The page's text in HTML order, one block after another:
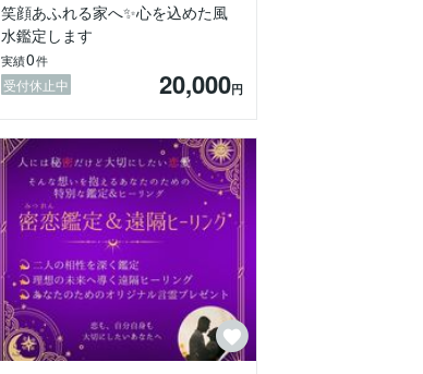
笑顔あふれる家へ✨心を込めた風
水鑑定します
実績0件
受付休止中 20,000円